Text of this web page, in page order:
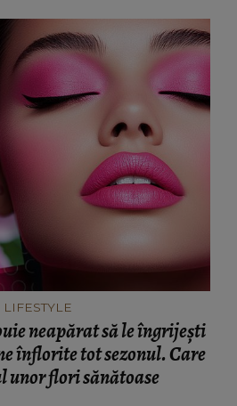
LIFESTYLE
neapărat să le îngrijești
înflorite tot sezonul. Care
unor flori sănătoase